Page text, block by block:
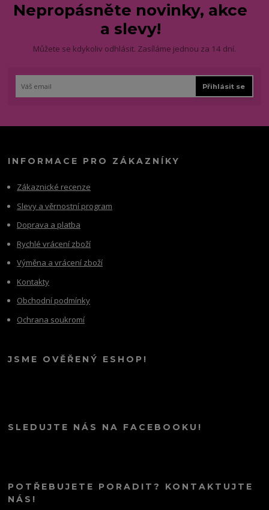
Nepropásněte novinky, akce
a slevy!
Můžete se kdykoliv odhlásit. Zasíláme jednou za 14 dní.
Přihlásit se
INFORMACE PRO ZÁKAZNÍKY
Zákaznické recenze
Slevy a věrnostní program
Doprava a platba
Rychlé vrácení zboží
Výměna a vrácení zboží
Kontakty
Obchodní podmínky
Ochrana soukromí
JSME OVĚŘENÝ ESHOP!
SLEDUJTE NÁS NA FACEBOOKU!
POTŘEBUJETE PORADIT? KONTAKTUJTE
NÁS!